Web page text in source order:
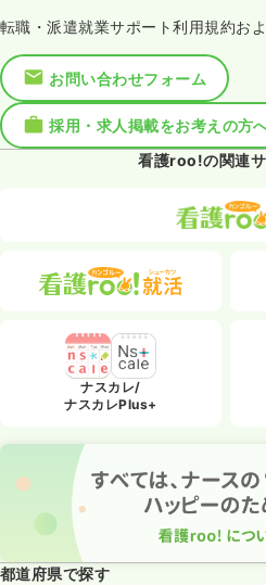
転職・派遣就業サポート利用規約お
お問い合わせフォーム
採用・求人掲載をお考えの方
看護roo!の関連
ナスカレ/
ナスカレPlus+
都道府県で探す